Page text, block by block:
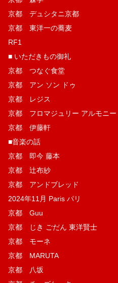
京都 デュシタニ京都
京都 東洋一の蕎麦
RF1
■ いただきもの御礼
京都 つなぐ食堂
京都 アン ソン ドゥ
京都 レジス
京都 フロマジュリー アルモニー
京都 伊藤軒
■音楽の話
京都 即今 藤本
京都 辻布紗
京都 アンドブレッド
2024年11月 Paris パリ
京都 Guu
京都 じき ごだん 東洋賢士
京都 モーネ
京都 MARUTA
京都 八坂